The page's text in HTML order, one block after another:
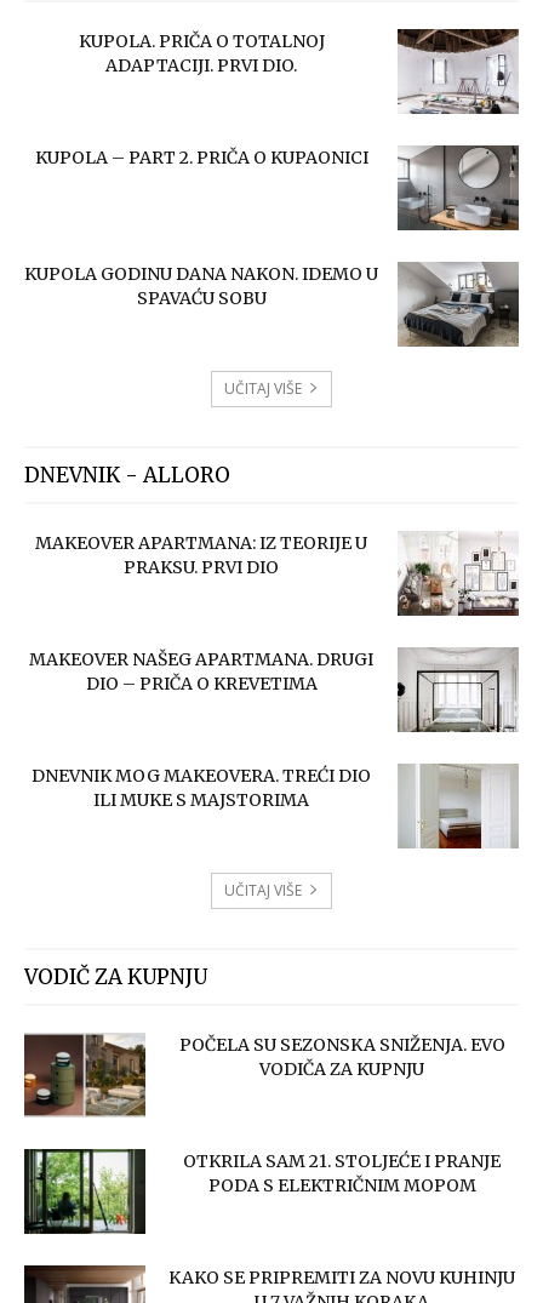
KUPOLA. PRIČA O TOTALNOJ
ADAPTACIJI. PRVI DIO.
KUPOLA – PART 2. PRIČA O KUPAONICI
KUPOLA GODINU DANA NAKON. IDEMO U
SPAVAĆU SOBU
UČITAJ VIŠE
DNEVNIK - ALLORO
MAKEOVER APARTMANA: IZ TEORIJE U
PRAKSU. PRVI DIO
MAKEOVER NAŠEG APARTMANA. DRUGI
DIO – PRIČA O KREVETIMA
DNEVNIK MOG MAKEOVERA. TREĆI DIO
ILI MUKE S MAJSTORIMA
UČITAJ VIŠE
VODIČ ZA KUPNJU
POČELA SU SEZONSKA SNIŽENJA. EVO
VODIČA ZA KUPNJU
OTKRILA SAM 21. STOLJEĆE I PRANJE
PODA S ELEKTRIČNIM MOPOM
KAKO SE PRIPREMITI ZA NOVU KUHINJU